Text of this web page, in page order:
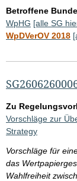
Betroffene
WpHG [alle SG
WpDVerOV 2018
Zu
Vorschläge zur
Strategy
Vorschläge für
das
Wahlfreiheit